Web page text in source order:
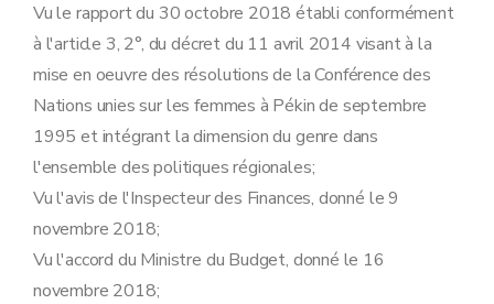
Vu le rapport du 30 octobre 2018 établi conformément
à l'article 3, 2°, du décret du 11 avril 2014 visant à la
mise en oeuvre des résolutions de la Conférence des
Nations unies sur les femmes à Pékin de septembre
1995 et intégrant la dimension du genre dans
l'ensemble des politiques régionales;
Vu l'avis de l'Inspecteur des Finances, donné le 9
novembre 2018;
Vu l'accord du Ministre du Budget, donné le 16
novembre 2018;